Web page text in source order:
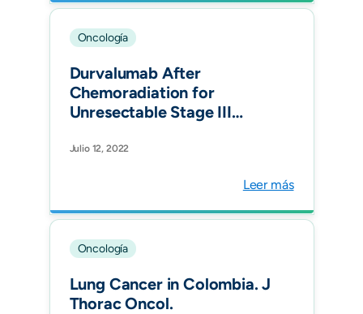
Oncología
Durvalumab After
Chemoradiation for
Unresectable Stage III
Cancer: Inferior Outcomes
Treated With PACIFIC
Front Oncol.
Julio 12, 2022
Leer más
Oncología
Lung Cancer in Colombia. J
Thorac Oncol.